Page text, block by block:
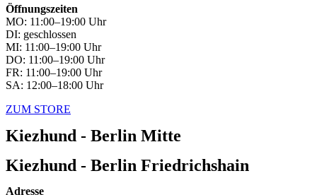
Öffnungszeiten
MO: 11:00–19:00 Uhr
DI: geschlossen
MI: 11:00–19:00 Uhr
DO: 11:00–19:00 Uhr
FR: 11:00–19:00 Uhr
SA: 12:00–18:00 Uhr
ZUM STORE
Kiezhund - Berlin Mitte
Kiezhund - Berlin Friedrichshain
Adresse